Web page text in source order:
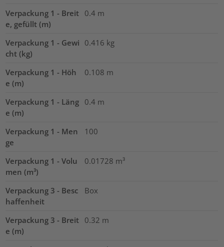
Verpackung 1 - Breit
e, gefüllt (m)
0.4 m
Verpackung 1 - Gewi
cht (kg)
0.416 kg
Verpackung 1 - Höh
e (m)
0.108 m
Verpackung 1 - Läng
e (m)
0.4 m
Verpackung 1 - Men
ge
100
Verpackung 1 - Volu
men (m³)
0.01728 m³
Verpackung 3 - Besc
haffenheit
Box
Verpackung 3 - Breit
e (m)
0.32 m